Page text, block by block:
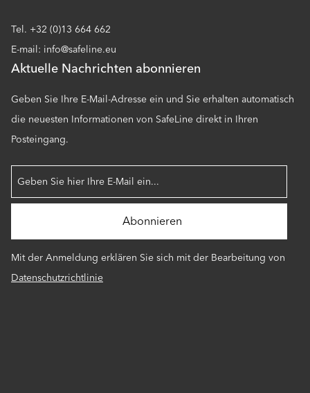
Tel. +32 (0)13 664 662
E-mail: info@safeline.eu
Aktuelle Nachrichten abonnieren
Geben Sie Ihre E-Mail-Adresse ein und Sie erhalten automatisch
die neuesten Informationen von SafeLine direkt in Ihren
Posteingang.
Mit der Anmeldung erklären Sie sich mit der Bearbeitung von
Datenschutzrichtlinie